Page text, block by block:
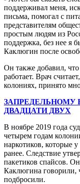
поддерживал меня,
письма, помогал с
представителям
простым людям из
поддержка, без нее я
Каклюгин после
Он также добавил, что
работает. Врач
колониях, принято
ЗАПРЕДЕЛЬНОМУ
ДВАДЦАТИ ДВУХ
В ноябре 2019 года
четырем годам
наркотиков, которые
ранее. Следствие
пакетиков спайсов.
Каклюгина говорили,
подбросили.